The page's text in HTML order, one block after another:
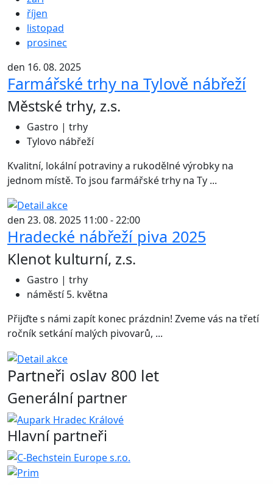
říjen
listopad
prosinec
den 16. 08. 2025
Farmářské trhy na Tylově nábřeží
Městské trhy, z.s.
Gastro | trhy
Tylovo nábřeží
Kvalitní, lokální potraviny a rukodělné výrobky na
jednom místě. To jsou farmářské trhy na Ty ...
den 23. 08. 2025 11:00 - 22:00
Hradecké nábřeží piva 2025
Klenot kulturní, z.s.
Gastro | trhy
náměstí 5. května
Přijďte s námi zapít konec prázdnin! Zveme vás na třetí
ročník setkání malých pivovarů, ...
Partneři oslav 800 let
Generální partner
Hlavní partneři